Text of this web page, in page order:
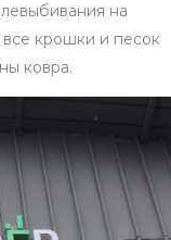
на
крошки и песок
ковра.